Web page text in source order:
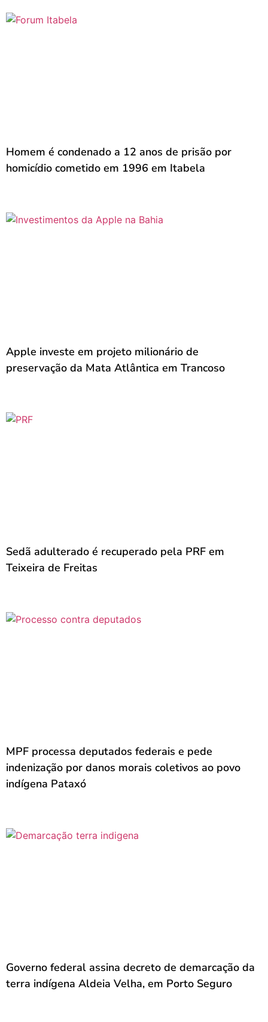
Homem é condenado a 12 anos de prisão por
homicídio cometido em 1996 em Itabela
Apple investe em projeto milionário de
preservação da Mata Atlântica em Trancoso
Sedã adulterado é recuperado pela PRF em
Teixeira de Freitas
MPF processa deputados federais e pede
indenização por danos morais coletivos ao povo
indígena Pataxó
Governo federal assina decreto de demarcação da
terra indígena Aldeia Velha, em Porto Seguro